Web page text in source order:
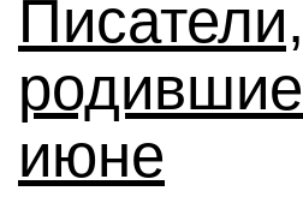
Писатели,
июне